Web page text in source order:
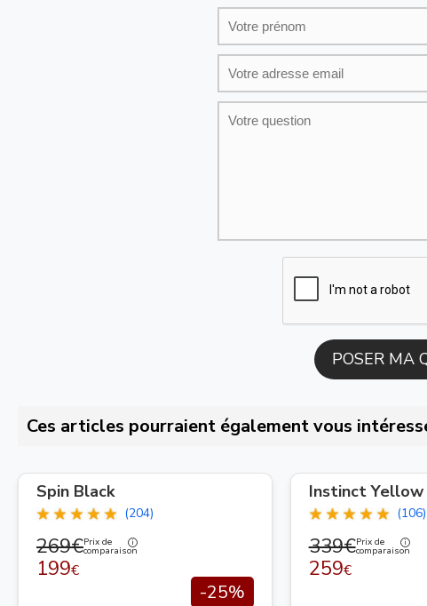
Ces articles pourraient également vous
Spin Black
(204)
269€Prix de
comparaison
199€
-25%
Instinct Yellow
(106)
339€Prix de
comparaison
259€